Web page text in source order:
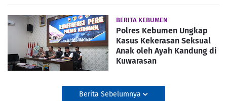
BERITA KEBUMEN
Polres Kebumen Ungkap
Kasus Kekerasan Seksual
Anak oleh Ayah Kandung di
Kuwarasan
Berita Sebelumnya